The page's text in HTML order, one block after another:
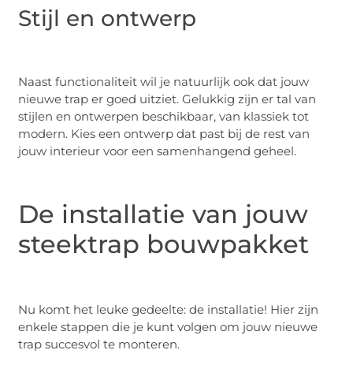
Stijl en ontwerp
Naast functionaliteit wil je natuurlijk ook dat jouw
nieuwe trap er goed uitziet. Gelukkig zijn er tal van
stijlen en ontwerpen beschikbaar, van klassiek tot
modern. Kies een ontwerp dat past bij de rest van
jouw interieur voor een samenhangend geheel.
De installatie van jouw
steektrap bouwpakket
Nu komt het leuke gedeelte: de installatie! Hier zijn
enkele stappen die je kunt volgen om jouw nieuwe
trap succesvol te monteren.